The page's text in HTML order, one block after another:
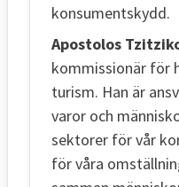
konsumentskydd.
Apostolos
kommissionär för
turism. Han är
varor och
sektorer för vår
för våra